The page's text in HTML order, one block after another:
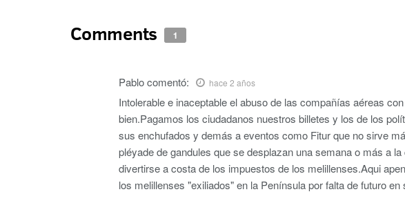
Comments 1
Pablocomentó: hace 2 años
Intolerable e inaceptable el abuso de las compañías aéreas
bien.Pagamos los ciudadanos nuestros billetes y los de los
sus enchufados y demás a eventos como Fitur que no sirve
pléyade de gandules que se desplazan una semana o más a
divertirse a costa de los impuestos de los melillenses.Aqui
los melillenses "exiliados" en la Península por falta de futuro